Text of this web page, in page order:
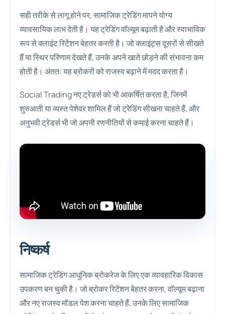
सही तरीके से लागू होने पर, सामाजिक ट्रेडिंग मापने योग्य
व्यावसायिक लाभ देती है। यह ट्रेडिंग वॉल्यूम बढ़ाती है और स्वाभाविक
रूप से क्लाइंट रिटेंशन बेहतर करती है। जो क्लाइंट्स दूसरों से सीखते
हैं या स्थिर परिणाम देखते हैं, उनके अपने खाते छोड़ने की संभावना कम
होती है। अंततः यह ब्रोकरों को राजस्व बढ़ाने में मदद करता है।
Social Trading नए ट्रेडर्स को भी आकर्षित करता है, जिनमें
शुरुआती या व्यस्त पेशेवर शामिल हैं जो ट्रेडिंग सीखना चाहते हैं, और
अनुभवी ट्रेडर्स भी जो अपनी रणनीतियों से कमाई करना चाहते हैं।
निष्कर्ष
सामाजिक ट्रेडिंग आधुनिक ब्रोकरेज के लिए एक व्यावहारिक विकास
उपकरण बन चुकी है। जो ब्रोकर रिटेंशन बेहतर करना, वॉल्यूम बढ़ाना
और नए राजस्व मॉडल पेश करना चाहते हैं, उनके लिए सामाजिक